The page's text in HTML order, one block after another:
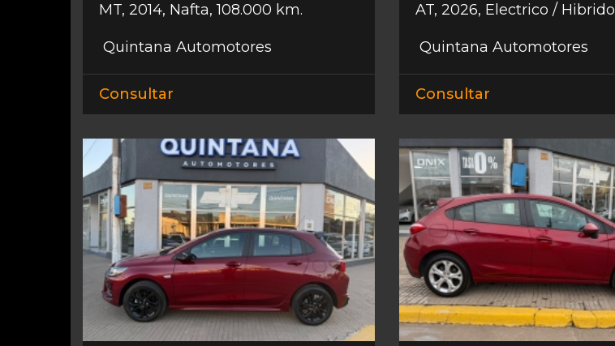
MT, 2014, Nafta,108.000 km.
Quintana Automotores
Consultar
AT, 2026, Electrico / Hibrido
Quintana Automotores
Consultar